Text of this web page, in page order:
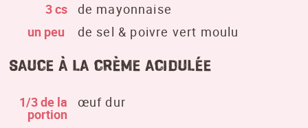
3 cs
de mayonnaise
un peu
de sel & poivre vert moulu
Sauce à la crème acidulée
1/3 de la
portion
œuf dur